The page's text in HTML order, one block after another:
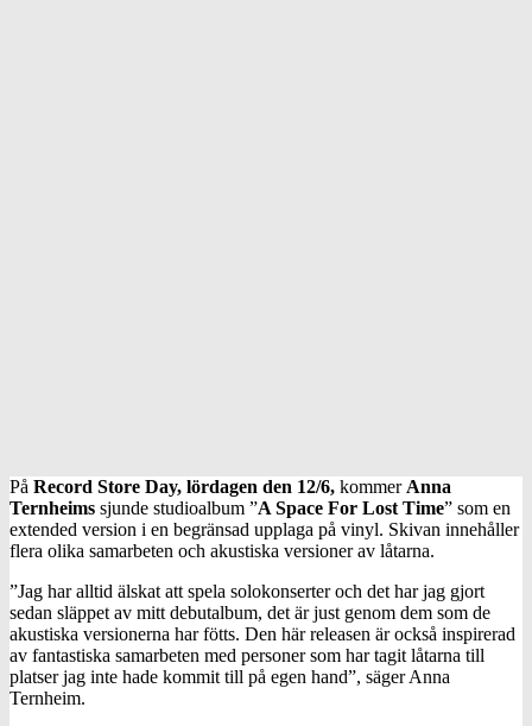
På Record Store Day, lördagen den 12/6, kommer Anna
Ternheims sjunde studioalbum ”A Space For Lost Time” som en
extended version i en begränsad upplaga på vinyl. Skivan innehåller
flera olika samarbeten och akustiska versioner av låtarna.
”Jag har alltid älskat att spela solokonserter och det har jag gjort
sedan släppet av mitt debutalbum, det är just genom dem som de
akustiska versionerna har fötts. Den här releasen är också inspirerad
av fantastiska samarbeten med personer som har tagit låtarna till
platser jag inte hade kommit till på egen hand”, säger Anna
Ternheim.